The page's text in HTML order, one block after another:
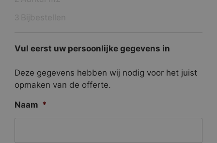
Vul eerst uw persoonlijke gegevens in
Deze gegevens hebben wij nodig voor het juist
opmaken van de offerte.
Naam *